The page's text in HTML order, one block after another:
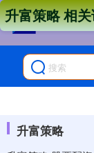
升富策略
升富策略 相